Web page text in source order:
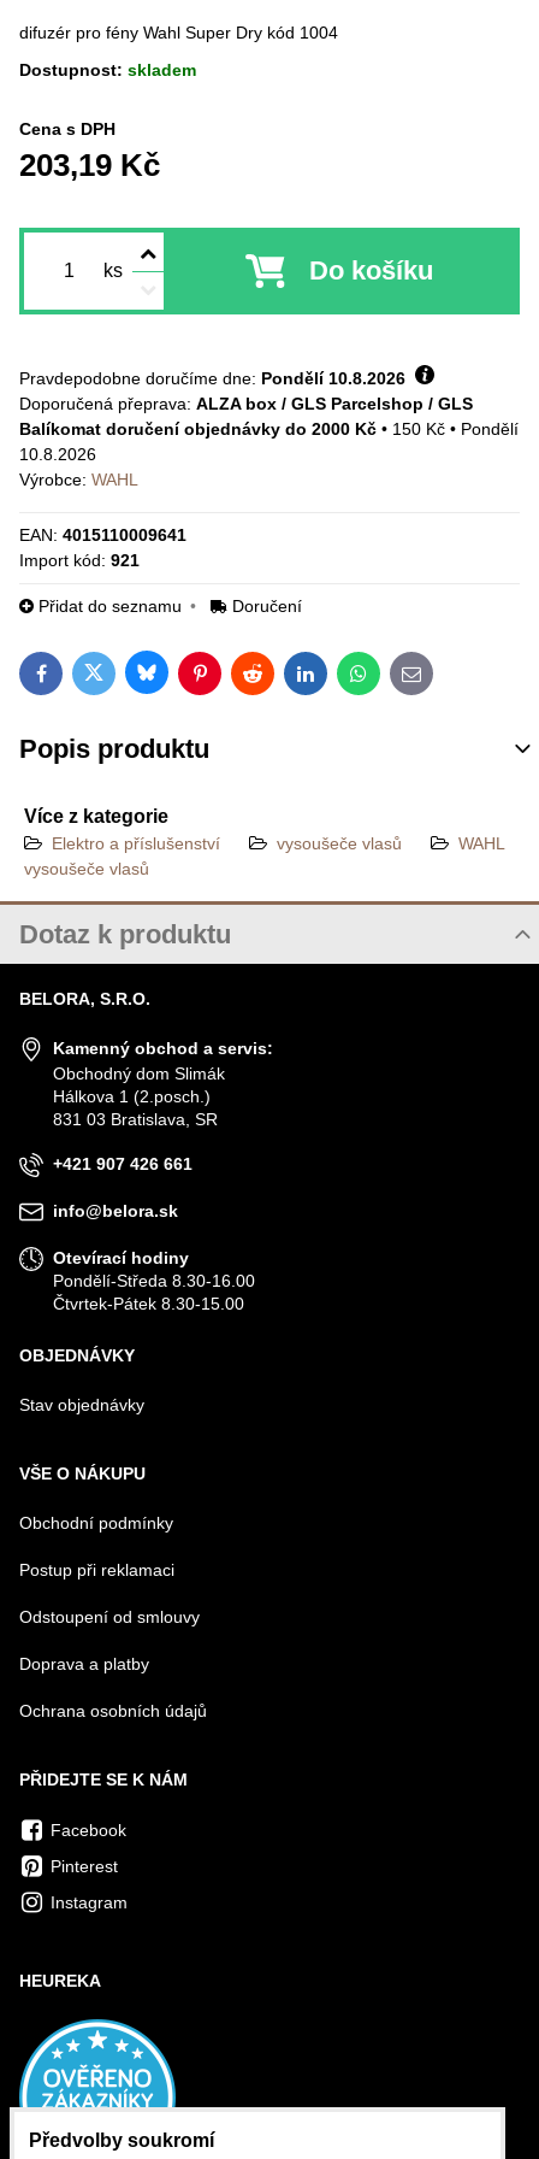
difuzér pro fény Wahl Super Dry kód 1004
Dostupnost: skladem
Cena s DPH
203,19 Kč
ks Do košíku
Pravdepodobne doručíme dne: Pondělí10.8.2026
ALZA box / GLS Parcelshop / GLS
Balíkomat doručení objednávky do 2000 Kč • 150 Kč • Pondělí
10.8.2026
Výrobce: WAHL
EAN: 4015110009641
Import kód: 921
Přidat do seznamu Doručení
FacebookTwitterBlueskyPinterestRedditLinkedInWhatsApp
E-mail
Popis produktu
Více z kategorie
Elektro a příslušenství vysoušeče vlasů
WAHL
vysoušeče vlasů
Dotaz k produktu
JMÉNO
VÁŠ E-MAIL
BELORA, S.R.O.
Kamenný obchod a servis:
Obchodný dom Slimák
Hálkova 1 (2.posch.)
831 03 Bratislava, SR
+421 907 426 661
info@belora.sk
Otevírací hodiny
Pondělí-Středa 8.30-16.00
Čtvrtek-Pátek 8.30-15.00
OBJEDNÁVKY
Stav objednávky
VŠE O NÁKUPU
Obchodní podmínky
Postup při reklamaci
Odstoupení od smlouvy
Doprava a platby
Ochrana osobních údajů
PŘIDEJTE SE K NÁM
Facebook
Pinterest
Instagram
HEUREKA
Předvolby soukromí